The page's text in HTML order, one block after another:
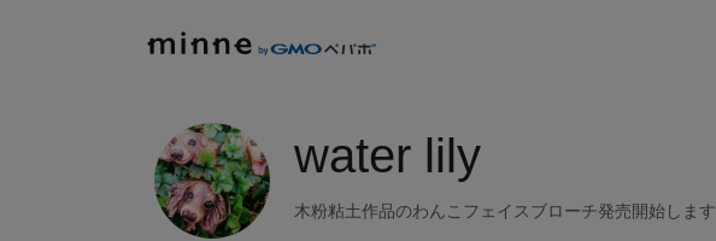
water lily
木粉粘土作品のわんこフェイスブローチ発売開始します